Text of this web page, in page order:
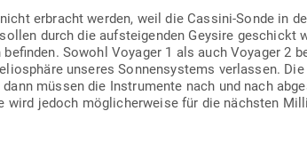
erbracht werden, weil die Cassini-Sonde in
durch die auf­stei­genden Geysire geschickt
Sowohl Voyager 1 als auch Voyager 2
unseres Son­nen­systems ver­lassen.
müssen die Instru­mente nach und nach
wird jedoch mög­li­cher­weise für die nächsten